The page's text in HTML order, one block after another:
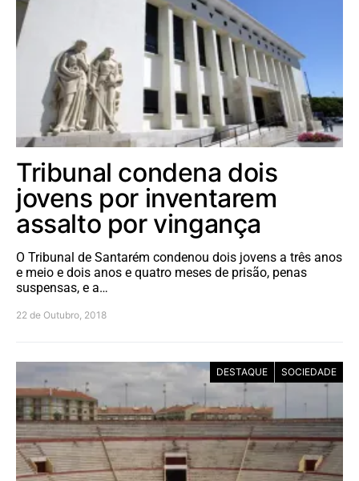
Tribunal condena dois
jovens por inventarem
assalto por vingança
O Tribunal de Santarém condenou dois jovens a três anos
e meio e dois anos e quatro meses de prisão, penas
suspensas, e a…
22 de Outubro, 2018
DESTAQUE SOCIEDADE